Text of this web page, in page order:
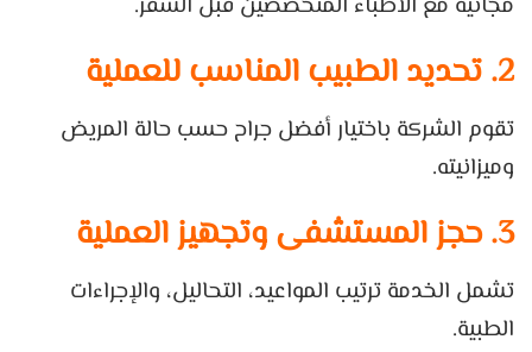
2. تحديد الطبيب المناسب للعملية
تقوم الشركة باختيار أفضل جراح حسب حالة المريض
وميزانيته.
3. حجز المستشفى وتجهيز العملية
تشمل الخدمة ترتيب المواعيد، التحاليل، والإجراءات
الطبية.